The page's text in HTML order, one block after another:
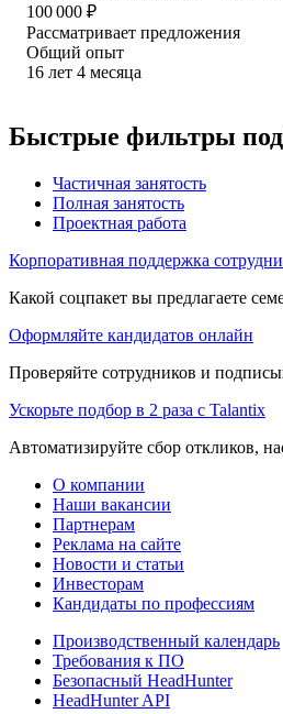
100 000 ₽
Рассматривает предложения
Общий опыт
16 лет 4 месяца
Быстрые фильтры
Частичная занятость
Полная занятость
Проектная работа
Корпоративная поддержка
Какой соцпакет вы предлагаете
Оформляйте кандидатов онлайн
Проверяйте сотрудников и
Ускорьте подбор в 2 раза с Talantix
Автоматизируйте сбор откликов,
О компании
Наши вакансии
Партнерам
Реклама на сайте
Новости и статьи
Инвесторам
Кандидаты по профессиям
Производственный календарь
Требования к ПО
Безопасный HeadHunter
HeadHunter API